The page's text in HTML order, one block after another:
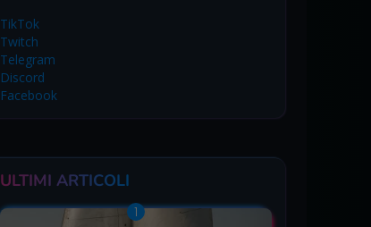
TikTok
Twitch
Telegram
Discord
Facebook
ULTIMI ARTICOLI